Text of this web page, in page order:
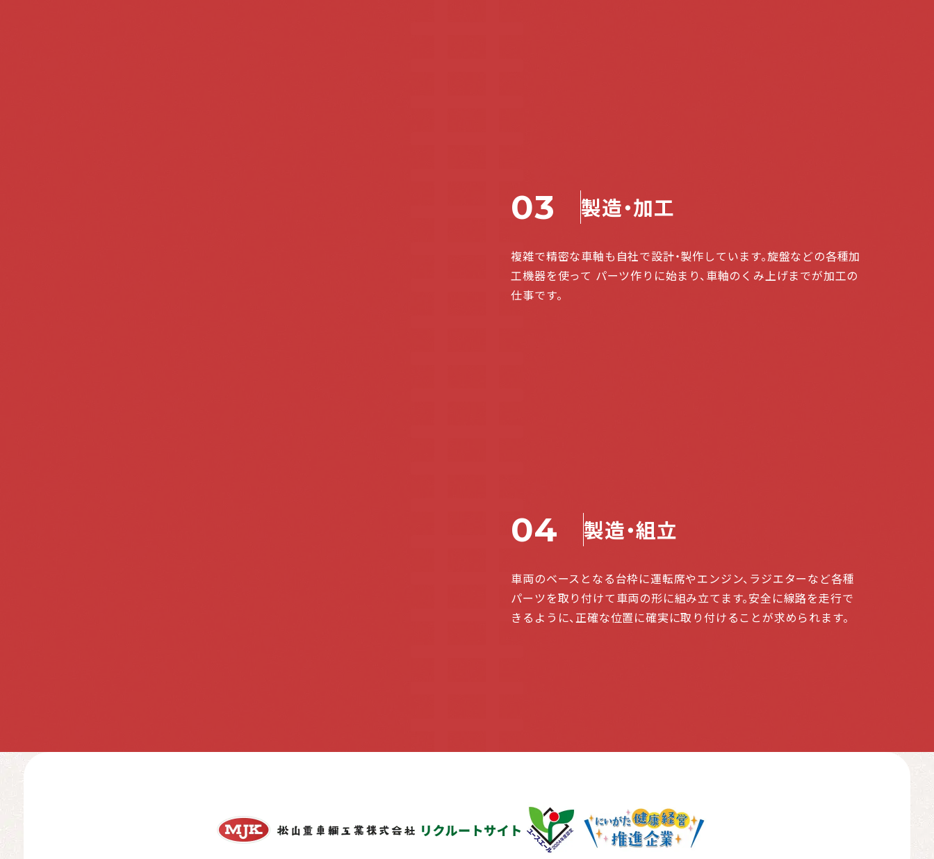
03 製造・加工
複雑で精密な車軸も自社で設計・製作しています。旋盤などの各種加
工機器を使って パーツ作りに始まり、車軸のくみ上げまでが加工の
仕事です。
04 製造・組立
車両のベースとなる台枠に運転席やエンジン、ラジエターなど各種
パーツを取り付けて車両の形に組み立てます。安全に線路を走行で
きるように、正確な位置に確実に取り付けることが求められます。